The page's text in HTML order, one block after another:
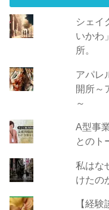
シェイ
いかわ
所。
アパレ
開所～
～
A型事
とのト
私はな
けたの
【経